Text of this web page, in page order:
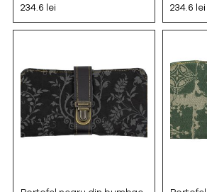
234.6 lei
234.6 lei